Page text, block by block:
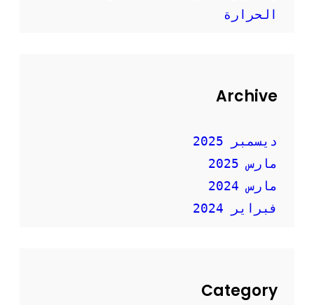
الحرارة
Archive
ديسمبر 2025
مارس 2025
مارس 2024
فبراير 2024
Category